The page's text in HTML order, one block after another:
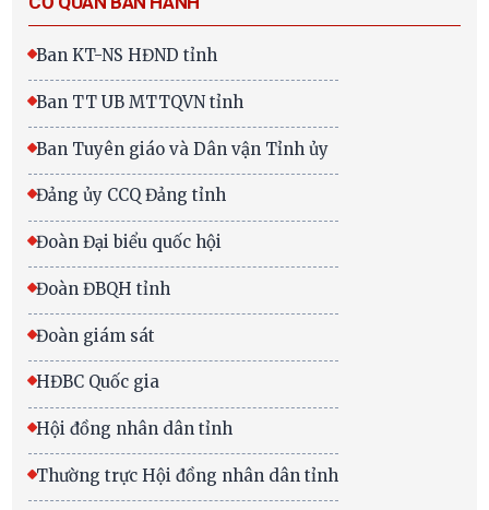
Ban KT-NS HĐND tỉnh
Ban TT UB MTTQVN tỉnh
Ban Tuyên giáo và Dân vận Tỉnh ủy
Đảng ủy CCQ Đảng tỉnh
Đoàn Đại biểu quốc hội
Đoàn ĐBQH tỉnh
Đoàn giám sát
HĐBC Quốc gia
Hội đồng nhân dân tỉnh
Thường trực Hội đồng nhân dân tỉnh